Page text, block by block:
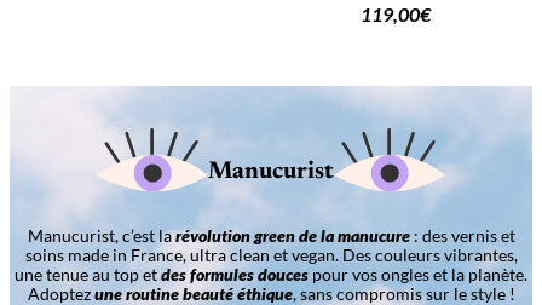
119,00€
Manucurist
Manucurist, c’est larévolution green de la manucure: des vernis et
soins made in France, ultra clean et vegan. Des couleurs vibrantes,
une tenue au top etdes formules douces pour vos ongles et la planète.
Adoptezune routine beauté éthique, sans compromis sur le style !